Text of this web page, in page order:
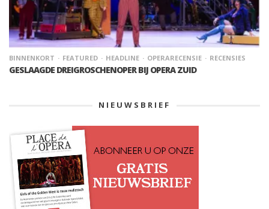
BINNENKORT FEATURED HEADLINE OPERARECENSIE RECENSIES
GESLAAGDE DREIGROSCHENOPER BIJ OPERA ZUID
NIEUWSBRIEF